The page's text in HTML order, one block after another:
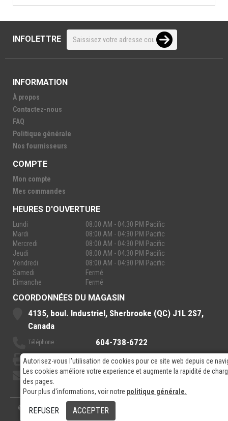
Autorisez-vous l'utilisation de cookies pour ce site web depuis ce
Les cookies améliore votre experience et augmente la rapidité de
des pages.
Pour plus d'informations, voir notre politique générale.
REFUSER ACCEPTER
INFOLETTRE
INFORMATION
À propos
Contactez-nous
FAQ
Politique générale
Nos fournisseurs
© 2026- RP Electronics
COMPTE
Mon compte
Mes commandes
HEURES D'OUVERTURE
Lundi
08:00 AM - 04:30 PM Pacific
Mardi
08:00 AM - 04:30 PM Pacific
Mercredi
08:00 AM - 04:30 PM Pacific
Jeudi
08:00 AM - 04:30 PM Pacific
Vendredi
08:00 AM - 04:30 PM Pacific
Samedi
Fermé
Dimanche
Fermé
COORDONNÉES DU MAGASIN
4135, boul. Industriel, Sherbrooke (QC) J1L 2S7,
Canada
Téléphone : 604-738-6722
Sans-Frais : 888-921-7770
Courriel: sales@rpelectronics.com